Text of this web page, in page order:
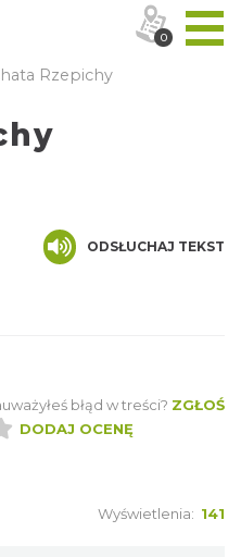
Rzepichy
ODSŁUCHAJ TEKST
błąd w treści? ZGŁOŚ
DODAJ OCENĘ
Wyświetlenia: 141
0